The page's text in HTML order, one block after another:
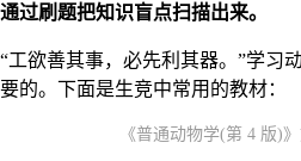
通过刷题把知识盲点扫描出来。
“工欲善其事，必先利其器。”学习
要的。下面是生竞中常用的教材：
《普通动物学(第 4 版)